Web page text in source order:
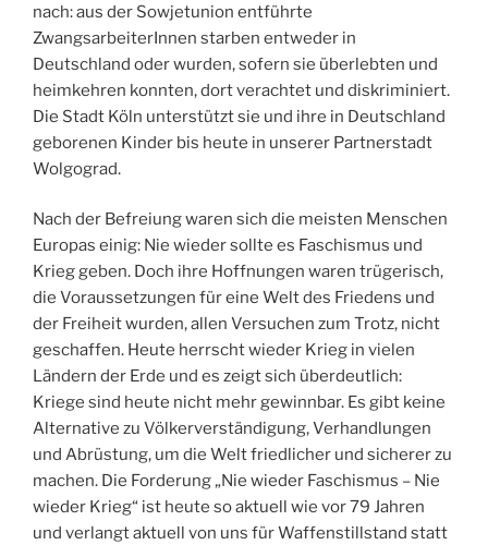
nach: aus der Sowjetunion entführte
ZwangsarbeiterInnen starben entweder in
Deutschland oder wurden, sofern sie überlebten und
heimkehren konnten, dort verachtet und diskriminiert.
Die Stadt Köln unterstützt sie und ihre in Deutschland
geborenen Kinder bis heute in unserer Partnerstadt
Wolgograd.
Nach der Befreiung waren sich die meisten Menschen
Europas einig: Nie wieder sollte es Faschismus und
Krieg geben. Doch ihre Hoffnungen waren trügerisch,
die Voraussetzungen für eine Welt des Friedens und
der Freiheit wurden, allen Versuchen zum Trotz, nicht
geschaffen. Heute herrscht wieder Krieg in vielen
Ländern der Erde und es zeigt sich überdeutlich:
Kriege sind heute nicht mehr gewinnbar. Es gibt keine
Alternative zu Völkerverständigung, Verhandlungen
und Abrüstung, um die Welt friedlicher und sicherer zu
machen. Die Forderung „Nie wieder Faschismus – Nie
wieder Krieg“ ist heute so aktuell wie vor 79 Jahren
und verlangt aktuell von uns für Waffenstillstand statt